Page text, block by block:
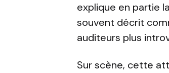
explique en partie
souvent décrit
auditeurs plus
Sur scène, cette